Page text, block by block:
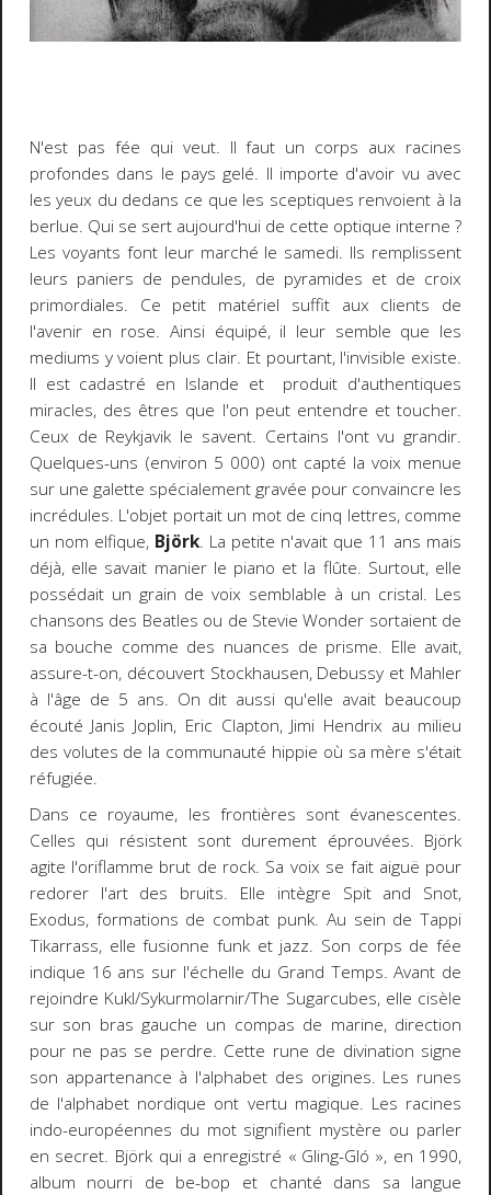
N'est pas fée qui veut. Il faut un corps aux racines
profondes dans le pays gelé. Il importe d'avoir vu avec
les yeux du dedans ce que les sceptiques renvoient à la
berlue. Qui se sert aujourd'hui de cette optique interne ?
Les voyants font leur marché le samedi. Ils remplissent
leurs paniers de pendules, de pyramides et de croix
primordiales. Ce petit matériel suffit aux clients de
l'avenir en rose. Ainsi équipé, il leur semble que les
mediums y voient plus clair. Et pourtant, l'invisible existe.
Il est cadastré en Islande et produit d'authentiques
miracles, des êtres que l'on peut entendre et toucher.
Ceux de Reykjavik le savent. Certains l'ont vu grandir.
Quelques-uns (environ 5 000) ont capté la voix menue
sur une galette spécialement gravée pour convaincre les
incrédules. L'objet portait un mot de cinq lettres, comme
un nom elfique, Björk. La petite n'avait que 11 ans mais
déjà, elle savait manier le piano et la flûte. Surtout, elle
possédait un grain de voix semblable à un cristal. Les
chansons des Beatles ou de Stevie Wonder sortaient de
sa bouche comme des nuances de prisme. Elle avait,
assure-t-on, découvert Stockhausen, Debussy et Mahler
à l'âge de 5 ans. On dit aussi qu'elle avait beaucoup
écouté Janis Joplin, Eric Clapton, Jimi Hendrix au milieu
des volutes de la communauté hippie où sa mère s'était
réfugiée.
Dans ce royaume, les frontières sont évanescentes.
Celles qui résistent sont durement éprouvées. Björk
agite l'oriflamme brut de rock. Sa voix se fait aiguë pour
redorer l'art des bruits. Elle intègre Spit and Snot,
Exodus, formations de combat punk. Au sein de Tappi
Tikarrass, elle fusionne funk et jazz. Son corps de fée
indique 16 ans sur l'échelle du Grand Temps. Avant de
rejoindre Kukl/Sykurmolarnir/The Sugarcubes, elle cisèle
sur son bras gauche un compas de marine, direction
pour ne pas se perdre. Cette rune de divination signe
son appartenance à l'alphabet des origines. Les runes
de l'alphabet nordique ont vertu magique. Les racines
indo-européennes du mot signifient mystère ou parler
en secret. Björk qui a enregistré « Gling-Gló », en 1990,
album nourri de be-bop et chanté dans sa langue